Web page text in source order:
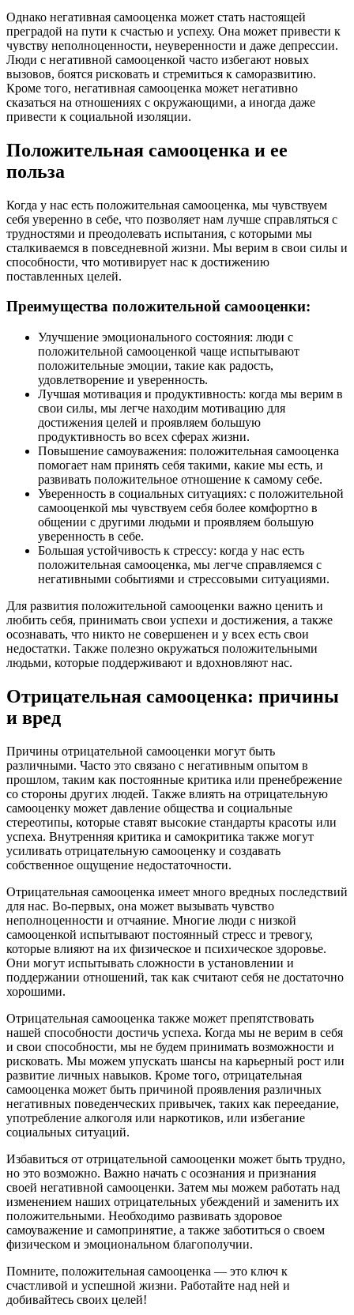
Однако негативная самооценка может стать настоящей
преградой на пути к счастью и успеху. Она может привести к
чувству неполноценности, неуверенности и даже депрессии.
Люди с негативной самооценкой часто избегают новых
вызовов, боятся рисковать и стремиться к саморазвитию.
Кроме того, негативная самооценка может негативно
сказаться на отношениях с окружающими, а иногда даже
привести к социальной изоляции.
Положительная самооценка и ее
польза
Когда у нас есть положительная самооценка, мы чувствуем
себя уверенно в себе, что позволяет нам лучше справляться с
трудностями и преодолевать испытания, с которыми мы
сталкиваемся в повседневной жизни. Мы верим в свои силы и
способности, что мотивирует нас к достижению
поставленных целей.
Преимущества положительной самооценки:
Улучшение эмоционального состояния: люди с
положительной самооценкой чаще испытывают
положительные эмоции, такие как радость,
удовлетворение и уверенность.
Лучшая мотивация и продуктивность: когда мы верим в
свои силы, мы легче находим мотивацию для
достижения целей и проявляем большую
продуктивность во всех сферах жизни.
Повышение самоуважения: положительная самооценка
помогает нам принять себя такими, какие мы есть, и
развивать положительное отношение к самому себе.
Уверенность в социальных ситуациях: с положительной
самооценкой мы чувствуем себя более комфортно в
общении с другими людьми и проявляем большую
уверенность в себе.
Большая устойчивость к стрессу: когда у нас есть
положительная самооценка, мы легче справляемся с
негативными событиями и стрессовыми ситуациями.
Для развития положительной самооценки важно ценить и
любить себя, принимать свои успехи и достижения, а также
осознавать, что никто не совершенен и у всех есть свои
недостатки. Также полезно окружаться положительными
людьми, которые поддерживают и вдохновляют нас.
Отрицательная самооценка: причины
и вред
Причины отрицательной самооценки могут быть
различными. Часто это связано с негативным опытом в
прошлом, таким как постоянные критика или пренебрежение
со стороны других людей. Также влиять на отрицательную
самооценку может давление общества и социальные
стереотипы, которые ставят высокие стандарты красоты или
успеха. Внутренняя критика и самокритика также могут
усиливать отрицательную самооценку и создавать
собственное ощущение недостаточности.
Отрицательная самооценка имеет много вредных последствий
для нас. Во-первых, она может вызывать чувство
неполноценности и отчаяние. Многие люди с низкой
самооценкой испытывают постоянный стресс и тревогу,
которые влияют на их физическое и психическое здоровье.
Они могут испытывать сложности в установлении и
поддержании отношений, так как считают себя не достаточно
хорошими.
Отрицательная самооценка также может препятствовать
нашей способности достичь успеха. Когда мы не верим в себя
и свои способности, мы не будем принимать возможности и
рисковать. Мы можем упускать шансы на карьерный рост или
развитие личных навыков. Кроме того, отрицательная
самооценка может быть причиной проявления различных
негативных поведенческих привычек, таких как переедание,
употребление алкоголя или наркотиков, или избегание
социальных ситуаций.
Избавиться от отрицательной самооценки может быть трудно,
но это возможно. Важно начать с осознания и признания
своей негативной самооценки. Затем мы можем работать над
изменением наших отрицательных убеждений и заменить их
положительными. Необходимо развивать здоровое
самоуважение и самопринятие, а также заботиться о своем
физическом и эмоциональном благополучии.
Помните, положительная самооценка — это ключ к
счастливой и успешной жизни. Работайте над ней и
добивайтесь своих целей!